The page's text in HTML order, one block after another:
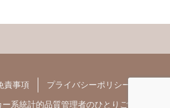
責事項 プライバシーポリシー
系統計的品質管理者のひとりごと.